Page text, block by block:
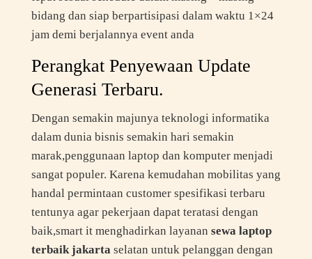
bidang dan siap berpartisipasi dalam waktu 1×24
jam demi berjalannya event anda
Perangkat Penyewaan Update
Generasi Terbaru.
Dengan semakin majunya teknologi informatika
dalam dunia bisnis semakin hari semakin
marak,penggunaan laptop dan komputer menjadi
sangat populer. Karena kemudahan mobilitas yang
handal permintaan customer spesifikasi terbaru
tentunya agar pekerjaan dapat teratasi dengan
baik,smart it menghadirkan layanan sewa laptop
terbaik jakarta selatan untuk pelanggan dengan